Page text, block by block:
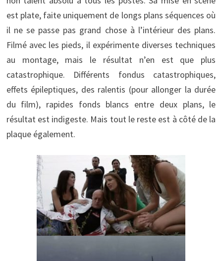
est plate, faite uniquement de longs plans séquences où
il ne se passe pas grand chose à l’intérieur des plans.
Filmé avec les pieds, il expérimente diverses techniques
au montage, mais le résultat n’en est que plus
catastrophique. Différents fondus catastrophiques,
effets épileptiques, des ralentis (pour allonger la durée
du film), rapides fonds blancs entre deux plans, le
résultat est indigeste. Mais tout le reste est à côté de la
plaque également.